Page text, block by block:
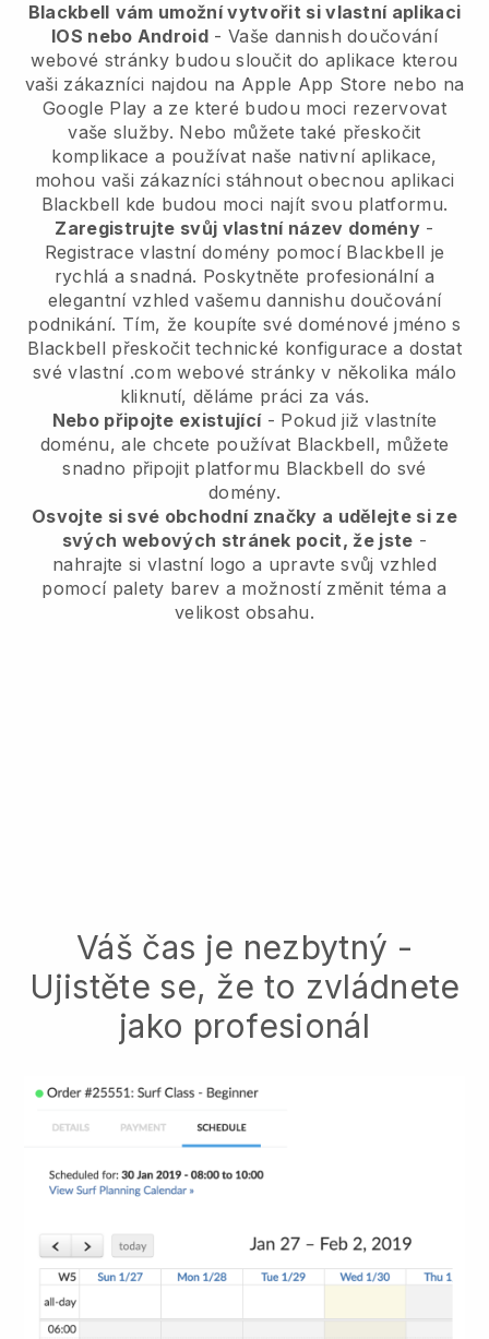
Blackbell vám umožní vytvořit si vlastní aplikaci
IOS nebo Android -Vaše dannish doučování
webové stránky budou sloučit do aplikace kterou
vaši zákazníci najdou na Apple App Store nebo na
Google Play a ze které budou moci rezervovat
vaše služby. Nebo můžete také přeskočit
komplikace a používat naše nativní aplikace,
mohou vaši zákazníci stáhnout obecnou aplikaci
Blackbell kde budou moci najít svou platformu.
Zaregistrujte svůj vlastní název domény-
Registrace vlastní domény pomocí Blackbell je
rychlá a snadná. Poskytněte profesionální a
elegantní vzhled vašemu dannishu doučování
podnikání. Tím, že koupíte své doménové jméno s
Blackbell přeskočit technické konfigurace a dostat
své vlastní .com webové stránky v několika málo
kliknutí, děláme práci za vás.
Nebo připojte existující- Pokud již vlastníte
doménu, ale chcete používat Blackbell, můžete
snadno připojit platformu Blackbell do své
domény.
Osvojte si své obchodní značky a udělejte si ze
svých webových stránek pocit, že jste -
nahrajte si vlastní logo a upravte svůj vzhled
pomocí palety barev a možností změnit téma a
velikost obsahu.
Váš čas je nezbytný -
Ujistěte se, že to zvládnete
jako profesionál